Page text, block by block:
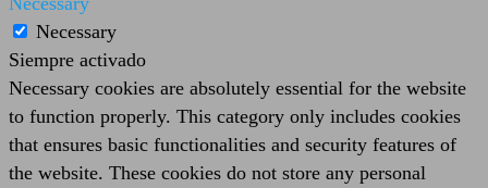
Necessary
Siempre activado
Necessary cookies are absolutely essential for the website
to function properly. This category only includes cookies
that ensures basic functionalities and security features of
the website. These cookies do not store any personal